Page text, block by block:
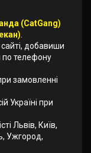
(CatGang)
добавиши
телефону
замовленні
Україні при
Львів, Київ,
Ужгород,